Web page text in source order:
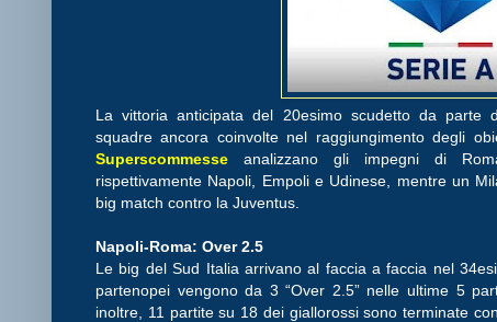
La vittoria anticipata del 20esimo scudetto da parte
squadre ancora coinvolte nel raggiungimento degli
Superscommesse analizzano gli impegni di
rispettivamente Napoli, Empoli e Udinese, mentre un
big match contro la Juventus.
Napoli-Roma: Over 2.5
Le big del Sud Italia arrivano al faccia a faccia nel
partenopei vengono da 3 “Over 2.5” nelle ultime 5
inoltre, 11 partite su 18 dei giallorossi sono terminate